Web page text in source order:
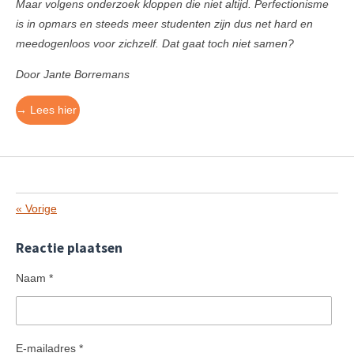
Maar volgens onderzoek kloppen die niet altijd. Perfectionisme
is in opmars en steeds meer studenten zijn dus net hard en
meedogenloos voor zichzelf. Dat gaat toch niet samen?
Door Jante Borremans
→ Lees hier
« Vorige
Reactie plaatsen
Naam *
E-mailadres *